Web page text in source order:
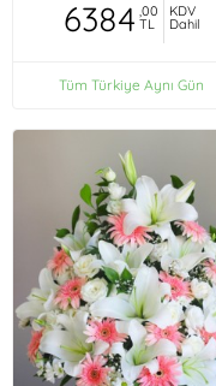
6384 ,00
TL
KDV
Dahil
Tüm Türkiye Aynı Gün